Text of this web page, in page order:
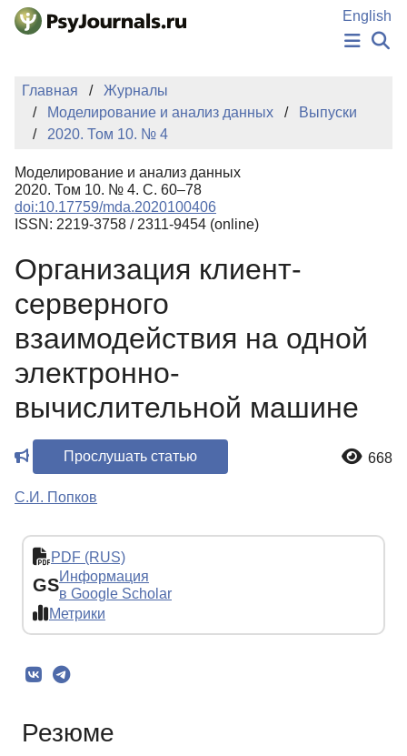
Перейти к основному содержанию
English
НОВОСТИ
АВТОРЫ
КЛЮЧЕВЫЕ СЛОВА
Регистрация
Главная
Журналы
Моделирование и анализ данных
Выпуски
2020. Том 10. № 4
Моделирование и анализ данных
2020. Том 10. № 4. С. 60–78
doi:10.17759/mda.2020100406
ISSN: 2219-3758 / 2311-9454 (online)
Организация клиент-
серверного
взаимодействия на одной
электронно-
вычислительной машине
Прослушать статью 668
С.И. Попков
PDF (RUS)
GSИнформация
в Google Scholar
Метрики
Резюме